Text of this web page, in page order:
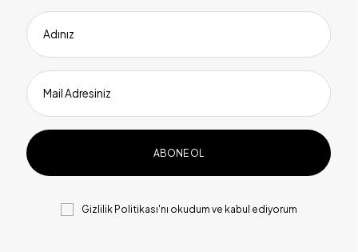
Adınız
Mail Adresiniz
Gizlilik Politikası'nı okudum ve kabul ediyorum